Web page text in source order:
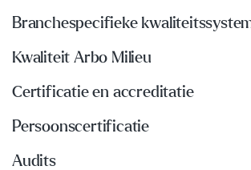
Branchespecifieke
Kwaliteit Arbo Milieu
Certificatie en accreditatie
Persoonscertificatie
Audits